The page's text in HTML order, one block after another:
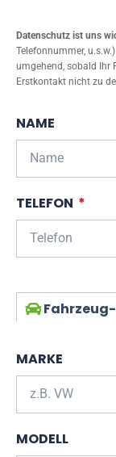
Datenschutz ist uns
Telefonnummer,
umgehend, sobald Ihr
Erstkontakt nicht zu
NAME
TELEFON
MARKE
MODELL